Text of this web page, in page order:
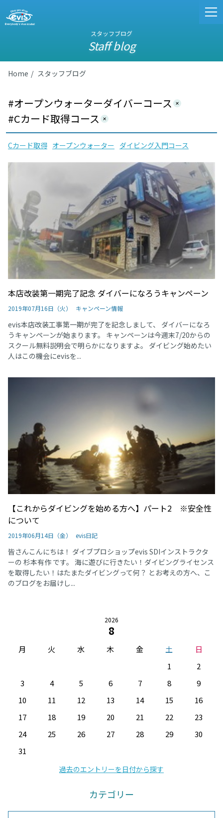
スタッフブログ
Staff blog
Home スタッフブログ
#オープンウォーターダイバーコース
#Cカード取得コース
Cカード取得 オープンウォーター ダイビング入門コース
本店改装第一期完了記念 ダイバーになろうキャンペーン
2019年07月16日（火） キャンペーン情報
evis本店改装工事第一期が完了を記念しまして、 ダイバーになろ
うキャンペーンが始まります。 キャンペーンは今週末7/20からの
スクール無料説明会で明らかになりますよ。 ダイビング始めたい
人はこの機会にevisを...
【これからダイビングを始める方へ】パート2 ※安全性
について
2019年06月14日（金） evis日記
皆さんこんにちは！ ダイブプロショップevis SDIインストラクタ
ーの 杉本有作 です。 海に遊びに行きたい！ダイビングライセンス
を取得したい！はたまたダイビングって何？ とお考えの方へ、こ
のブログをお届けし...
2026
8
月 火 水 木 金 土
日
1
2
3
4 5 6 7 8
9
10
11 12 13 14 15
16
17
18 19 20 21 22
23
24
25 26 27 28 29
30
31
過去のエントリーを日付から探す
カテゴリー